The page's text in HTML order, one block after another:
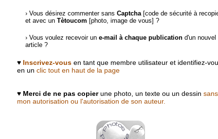
› Vous désirez commenter sans Captcha [code de sécurité à
et avec un Tètoucom [photo, image de vous] ?
› Vous voulez recevoir un e-mail à chaque publication d'un nouvel
article ?
♥ Inscrivez-vous en tant que membre utilisateur et identifiez-
en un clic tout en haut de la page
♥ Merci de ne pas copierune photo, un texte ou un dessin sans
mon autorisation ou l'autorisation de son auteur.